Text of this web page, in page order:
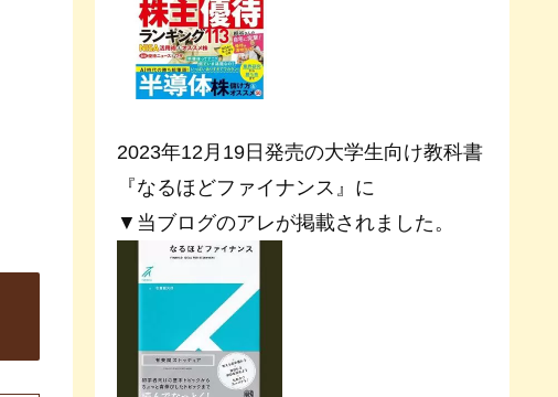
2023年12月19日発売の大学生向け教科書
『なるほどファイナンス』に
▼当ブログのアレが掲載されました。